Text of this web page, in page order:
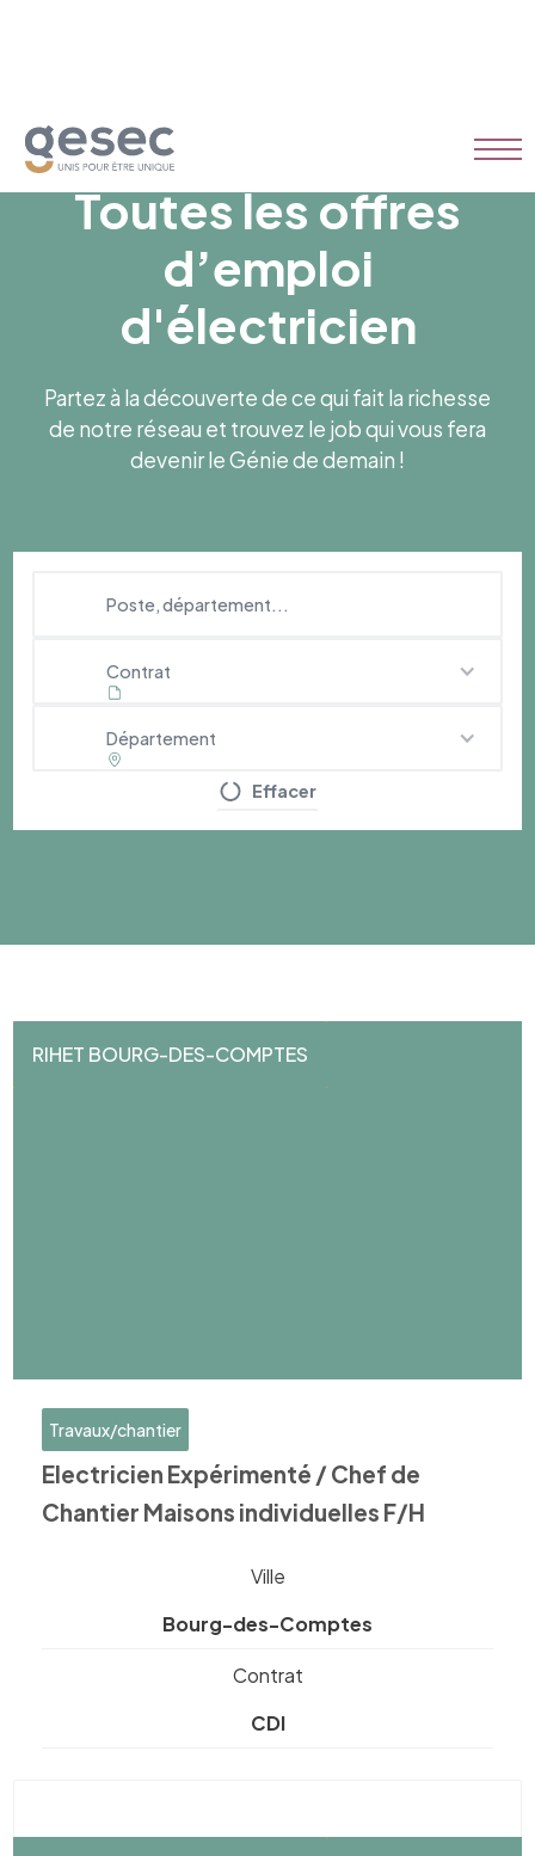
Toutes les offres
d’emploi
d'électricien
Partez à la découverte de ce qui fait la richesse
de notre réseau et trouvez le job qui vous fera
devenir le Génie de demain !
Contrat
Département
Effacer
RIHET BOURG-DES-COMPTES
Travaux/chantier
Electricien Expérimenté / Chef de
Chantier Maisons individuelles F/H
Ville
Bourg-des-Comptes
Contrat
CDI